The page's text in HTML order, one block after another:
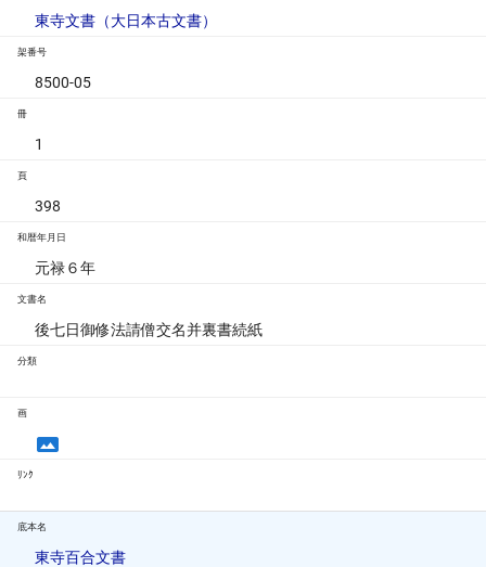
東寺文書（大日本古文書）
架番号
8500-05
冊
1
頁
398
和暦年月日
元禄６年
文書名
後七日御修法請僧交名并裏書続紙
分類
画
ﾘﾝｸ
底本名
東寺百合文書